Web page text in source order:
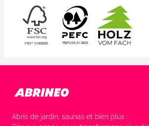
Abris de jardin, saunas et bien plus :